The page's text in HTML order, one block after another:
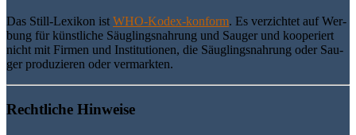
Das Still-Lexi­kon ist WHO-Kodex-kon­form. Es ver­zich­tet auf Wer­
bung für künst­li­che Säug­lings­nah­rung und Sau­ger und koope­riert
nicht mit Fir­men und Insti­tu­tio­nen, die Säug­lings­nah­rung oder Sau­
ger pro­du­zie­ren oder vermarkten.
Recht­li­che Hinweise